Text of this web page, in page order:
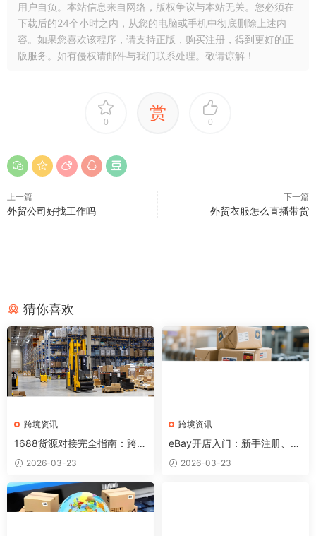
用户自负。本站信息来自网络，版权争议与本站无关。您必须在
下载后的24个小时之内，从您的电脑或手机中彻底删除上述内
容。如果您喜欢该程序，请支持正版，购买注册，得到更好的正
版服务。如有侵权请邮件与我们联系处理。敬请谅解！
0 赏 0
上一篇
外贸公司好找工作吗
下一篇
外贸衣服怎么直播带货
猜你喜欢
跨境资讯
1688货源对接完全指南：跨境
卖家如何找到优质供应商？
2026-03-23
跨境资讯
eBay开店入门：新手注册、发
布产品和出单全流程
2026-03-23